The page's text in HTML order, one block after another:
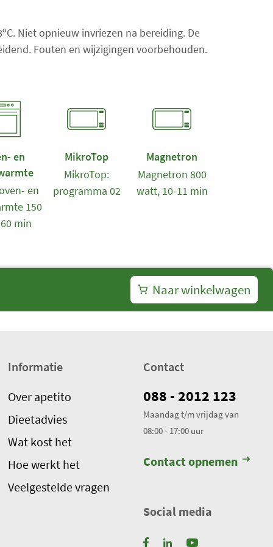
Niet opnieuw invriezen na bereiding. De
Fouten en wijzigingen voorbehouden.
en
en
150
min
MikroTop
MikroTop:
programma 02
Magnetron
Magnetron 800
watt, 10-11 min
Naar winkelwagen
Informatie
Over apetito
Dieetadvies
Wat kost het
Hoe werkt het
Veelgestelde vragen
Contact
088 - 2012 123
Maandag t/m vrijdag van
08:00 - 17:00 uur
Contact opnemen
Social media